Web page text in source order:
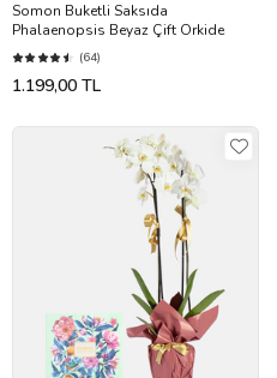
Somon Buketli Saksıda
Phalaenopsis Beyaz Çift Orkide
(64)
1.199,00 TL